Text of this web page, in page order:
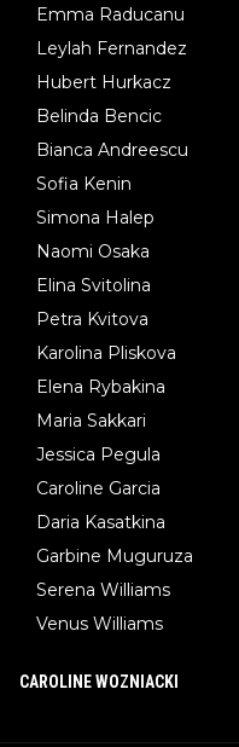
Emma Raducanu
Leylah Fernandez
Hubert Hurkacz
Belinda Bencic
Bianca Andreescu
Sofia Kenin
Simona Halep
Naomi Osaka
Elina Svitolina
Petra Kvitova
Karolina Pliskova
Elena Rybakina
Maria Sakkari
Jessica Pegula
Caroline Garcia
Daria Kasatkina
Garbine Muguruza
Serena Williams
Venus Williams
CAROLINE WOZNIACKI